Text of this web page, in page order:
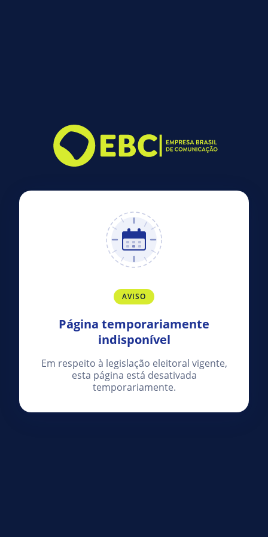
AVISO
Página temporariamente
indisponível
Em respeito à legislação eleitoral vigente,
esta página está desativada
temporariamente.